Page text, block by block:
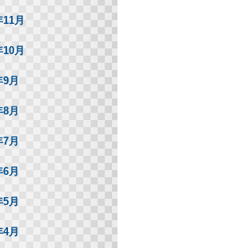
月
月
月
月
月
月
月
月